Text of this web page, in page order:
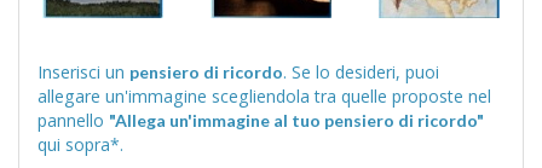
Inserisci un pensiero di ricordo. Se lo desideri, puoi
allegare un'immagine scegliendola tra quelle proposte nel
pannello "Allega un'immagine al tuo pensiero di ricordo"
qui sopra*.